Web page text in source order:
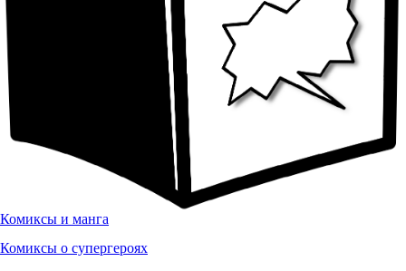
Комиксы и манга
Комиксы о супергероях